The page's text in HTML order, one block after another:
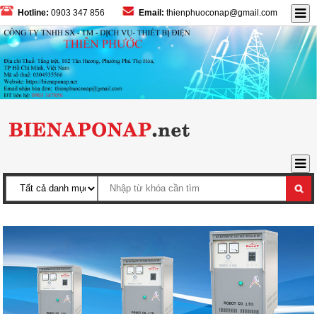
Hotline: 0903 347 856 Email: thienphuoconap@gmail.com